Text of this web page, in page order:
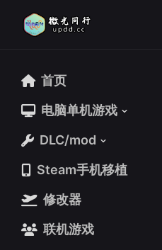
首页
电脑单机游戏
DLC/mod
Steam手机移植
修改器
联机游戏
首页
电脑单机游戏
DLC/mod
Steam手机移植
修改器
联机游戏